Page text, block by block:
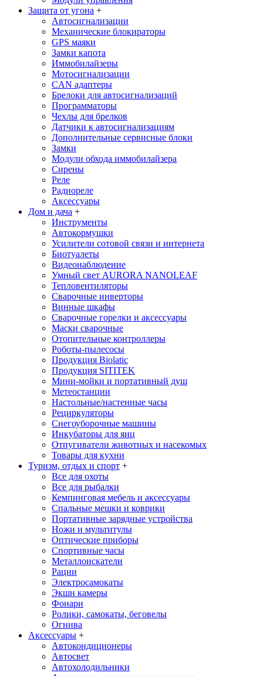
Защита от угона +
Автосигнализации
Механические блoкираторы
GPS маяки
Замки капота
Иммобилайзеры
Мотосигнализации
CAN адаптеры
Брелоки для автосигнализаций
Программаторы
Чехлы для брелков
Датчики к автосигнализациям
Дополнительные сервисные блоки
Замки
Модули обхода иммобилайзера
Сирены
Реле
Радиореле
Аксессуары
Дом и дача +
Инструменты
Автокормушки
Усилители сотовой связи и интернета
Биотуалеты
Видеонаблюдение
Умный свет AURORA NANOLEAF
Тепловентиляторы
Сварочные инверторы
Винные шкафы
Сварочные горелки и аксессуары
Маски сварочные
Отопительные контроллеры
Роботы-пылесосы
Продукция Biolatic
Продукция SITITEK
Мини-мойки и портативный душ
Метеостанции
Настольные/настенные часы
Рециркуляторы
Снегоуборочные машины
Инкубаторы для яиц
Отпугиватели животных и насекомых
Товары для кухни
Туризм, отдых и спорт +
Все для охоты
Все для рыбалки
Кемпинговая мебель и аксессуары
Спальные мешки и коврики
Портативные зарядные устройства
Ножи и мультитулы
Оптические приборы
Спортивные часы
Металлоискатели
Рации
Электросамокаты
Экшн камеры
Фонари
Ролики, самокаты, беговелы
Огнива
Аксессуары +
Автокондиционеры
Aвтосвет
Автохолодильники